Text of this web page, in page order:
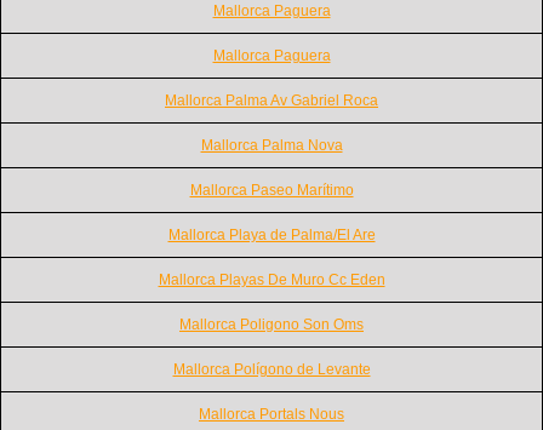
Mallorca Paguera
Mallorca Paguera
Mallorca Palma Av Gabriel Roca
Mallorca Palma Nova
Mallorca Paseo Marítimo
Mallorca Playa de Palma/El Are
Mallorca Playas De Muro Cc Eden
Mallorca Poligono Son Oms
Mallorca Polígono de Levante
Mallorca Portals Nous